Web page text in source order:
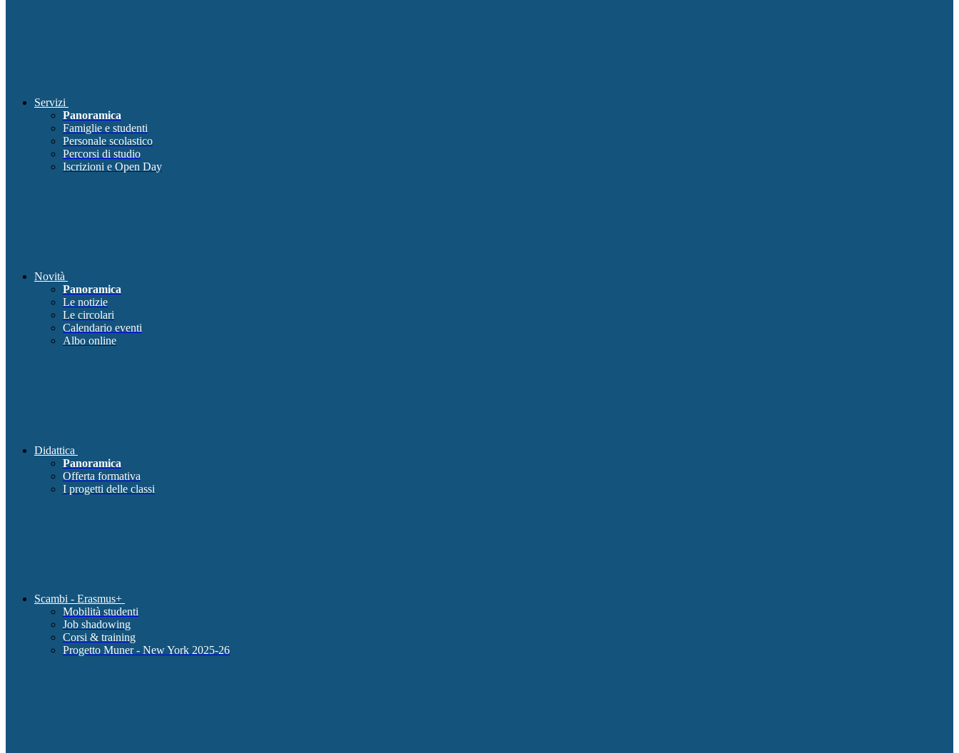
Servizi
Panoramica
Famiglie e studenti
Personale scolastico
Percorsi di studio
Iscrizioni e Open Day
Novità
Panoramica
Le notizie
Le circolari
Calendario eventi
Albo online
Didattica
Panoramica
Offerta formativa
I progetti delle classi
Scambi - Erasmus+
Mobilità studenti
Job shadowing
Corsi & training
Progetto Muner - New York 2025-26